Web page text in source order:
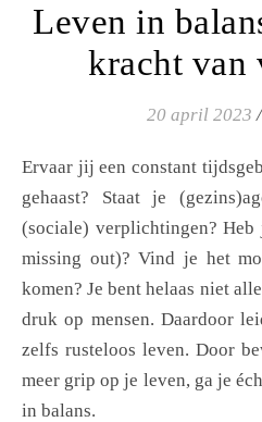
Leven in
kracht van
20 april 2023 /
Ervaar jij een constant tijdsgebrek? Is je leven jachtig en
gehaast? Staat je
(sociale) verplichtingen? Heb
missing out)? Vind je het
komen? Je bent helaas niet
druk op mensen. Daardoor
zelfs rusteloos leven. Door
meer grip op je leven, ga je
in balans.